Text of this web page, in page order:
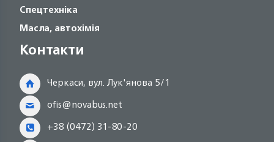
Спецтехніка
Масла, автохімія
Контакти
Черкаси, вул. Лук'янова 5/1
ofis@novabus.net
+38 (0472) 31-80-20